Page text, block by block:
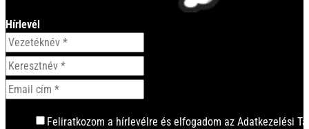
Hírlevél
Feliratkozom a hírlevélre és elfogadom az Adatkezelési